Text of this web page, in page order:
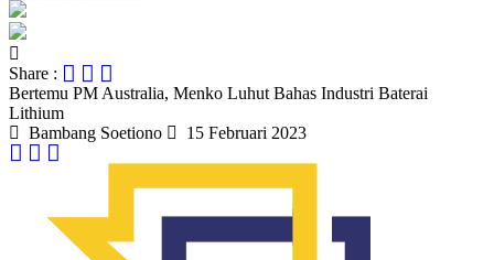
Share :
Bertemu PM Australia, Menko Luhut Bahas Industri Baterai
Lithium
Bambang Soetiono
15 Februari 2023